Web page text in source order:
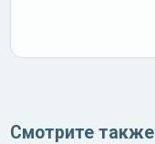
Смотрите также